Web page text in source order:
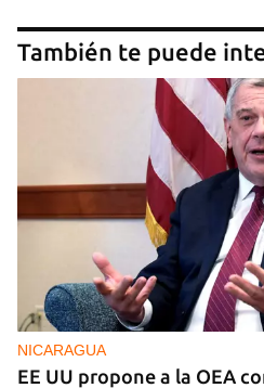
También te puede
NICARAGUA
EE UU propone a la OEA